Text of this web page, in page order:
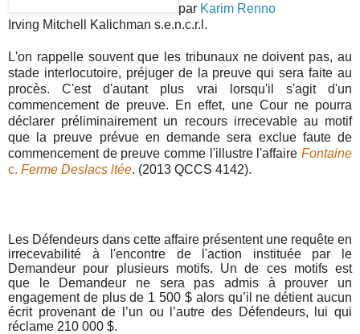
par Karim Renno
Irving Mitchell Kalichman s.e.n.c.r.l.
L'on rappelle souvent que les tribunaux ne doivent pas, au
stade interlocutoire, préjuger de la preuve qui sera faite au
procès. C'est d'autant plus vrai lorsqu'il s'agit d'un
commencement de preuve. En effet, une Cour ne pourra
déclarer préliminairement un recours irrecevable au motif
que la preuve prévue en demande sera exclue faute de
commencement de preuve comme l'illustre l'affaire Fontaine
c. Ferme Deslacs ltée. (2013 QCCS 4142).
Les Défendeurs dans cette affaire présentent une requête en
irrecevabilité à l'encontre de l'action instituée par le
Demandeur pour plusieurs motifs. Un de ces motifs est
que le Demandeur ne sera pas admis à prouver un
engagement de plus de 1 500 $ alors qu’il ne détient aucun
écrit provenant de l’un ou l’autre des Défendeurs, lui qui
réclame 210 000 $.